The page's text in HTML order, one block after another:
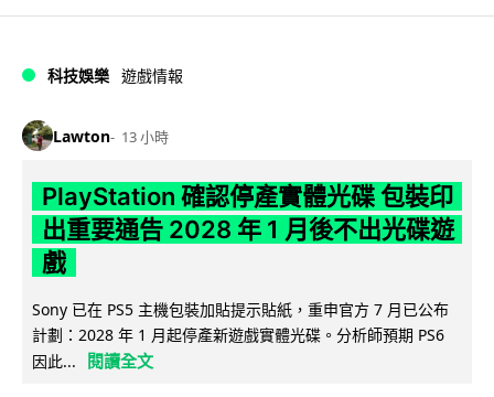
科技娛樂 遊戲情報
Lawton 13 小時
PlayStation 確認停產實體光碟 包裝印
出重要通告 2028 年 1 月後不出光碟遊
戲
Sony 已在 PS5 主機包裝加貼提示貼紙，重申官方 7 月已公布
計劃：2028 年 1 月起停產新遊戲實體光碟。分析師預期 PS6
因此...
閱讀全文